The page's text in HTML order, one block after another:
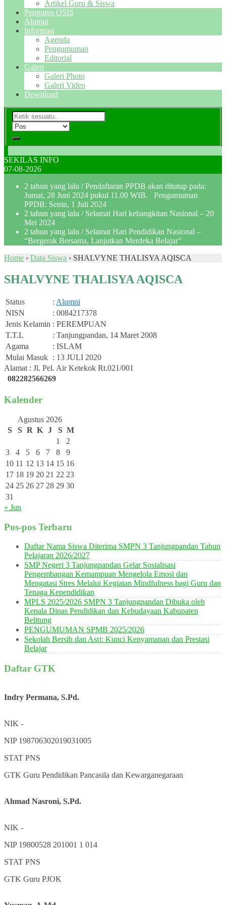
Artikel Guru & Siswa
Pengurus OSIS
Alumni
Informasi
Agenda
Pengumuman
Editorial
Galeri
Galeri Photo
Galeri Video
Download
SEKILAS INFO
07-08-2026
2 tahun yang lalu / Pendaftaran PPDB akan ditutup pada:
Jumat, 28 Juni 2024 pukul 11.00 WIB. Pengumuman
PPDB: Senin, 1 Juli 2024
2 tahun yang lalu / Selamat Hari kebangkitan Nasional – 20
Mei 2024
2 tahun yang lalu / Selamat Hari Pendidikan Nasional –
“Bergerak Bersama, Lanjutkan Merdeka Belajar”
Home › Data Siswa › SHALVYNE THALISYA AQISCA
SHALVYNE THALISYA AQISCA
Status : Alumni
NISN
: 0084217378
Jenis Kelamin : PEREMPUAN
T.T.L
: Tanjungpandan, 14 Maret 2008
Agama
: ISLAM
Mulai Masuk : 13 JULI 2020
Alamat : Jl. Pel. Air Ketekok Rt.021/001
082282566269
Kalender
Agustus 2026
S
S R K J S M
1
2
3
4 5 6 7 8
9
10 11 12 13 14 15 16
17 18 19 20 21 22 23
24 25 26 27 28 29 30
31
« Jun
Pos-pos Terbaru
Daftar Nama Siswa Diterima SMPN 3 Tanjungpandan Tahun
Pelajaran 2026/2027
SMP Negeri 3 Tanjungpandan Gelar Sosialisasi
Pengembangan Kemampuan Mengelola Emosi dan
Mengatasi Stres Melalui Kegiatan Mindfulness bagi Guru dan
Tenaga Kependidikan
MPLS 2025/2026 SMPN 3 Tanjungpandan Dibuka oleh
Kepala Dinas Pendidikan dan Kebudayaan Kabupaten
Belitung
PENGUMUMAN SPMB 2025/2026
Sekolah Bersih dan Asri: Kunci Kenyamanan dan Prestasi
Belajar
Daftar GTK
Indry Permana, S.Pd.
NIK -
NIP 198706302019031005
STAT PNS
GTK Guru Pendidikan Pancasila dan Kewarganegaraan
Ahmad Nasroni, S.Pd.
NIK -
NIP 19800528 201001 1 014
STAT PNS
GTK Guru PJOK